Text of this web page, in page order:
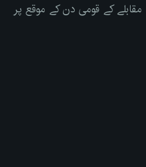
مقابلے کے قومی دن کے موقع پر